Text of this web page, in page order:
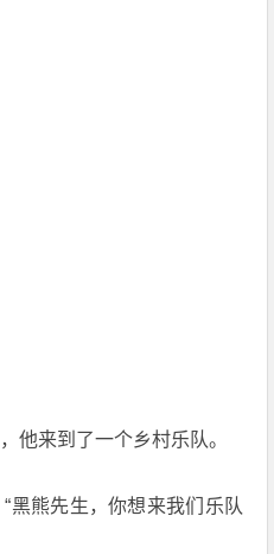
他来到了一个乡村乐队。
黑熊先生，你想来我们乐队